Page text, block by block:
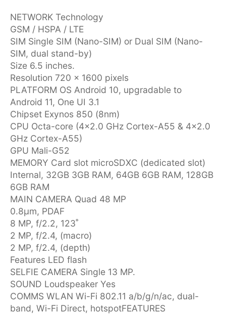
NETWORK Technology
GSM / HSPA / LTE
SIM Single SIM (Nano-SIM) or Dual SIM (Nano-
SIM, dual stand-by)
Size 6.5 inches.
Resolution 720 x 1600 pixels
PLATFORM OS Android 10, upgradable to
Android 11, One UI 3.1
Chipset Exynos 850 (8nm)
CPU Octa-core (4x2.0 GHz Cortex-A55 & 4x2.0
GHz Cortex-A55)
GPU Mali-G52
MEMORY Card slot microSDXC (dedicated slot)
Internal, 32GB 3GB RAM, 64GB 6GB RAM, 128GB
6GB RAM
MAIN CAMERA Quad 48 MP
0.8µm, PDAF
8 MP, f/2.2, 123˚
2 MP, f/2.4, (macro)
2 MP, f/2.4, (depth)
Features LED flash
SELFIE CAMERA Single 13 MP.
SOUND Loudspeaker Yes
COMMS WLAN Wi-Fi 802.11 a/b/g/n/ac, dual-
band, Wi-Fi Direct, hotspotFEATURES